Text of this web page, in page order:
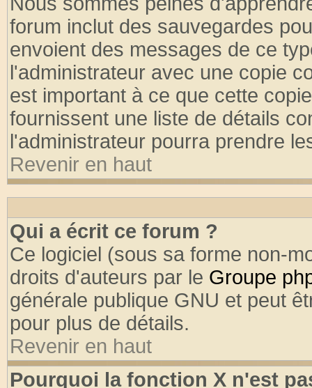
forum inclut des sauvegardes
envoient des messages de ce
l'administrateur avec une copie
est important à ce que cette
fournissent une liste de détails
l'administrateur pourra prendre
Revenir en haut
Qui a écrit ce forum ?
Ce logiciel (sous sa forme non-
droits d'auteurs par le Groupe
générale publique GNU et peut
pour plus de détails.
Revenir en haut
Pourquoi la fonction X n'est